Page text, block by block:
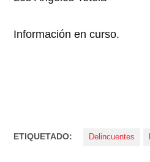
Información en curso.
ETIQUETADO: Delincuentes